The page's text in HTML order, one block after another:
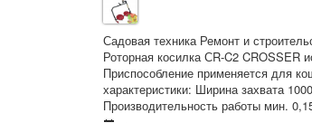
Садовая техника Ремонт и
Роторная косилка СR-C2 CROSSER
Приспособление применяется для
характеристики: Ширина захвата
Производительность работы мин.